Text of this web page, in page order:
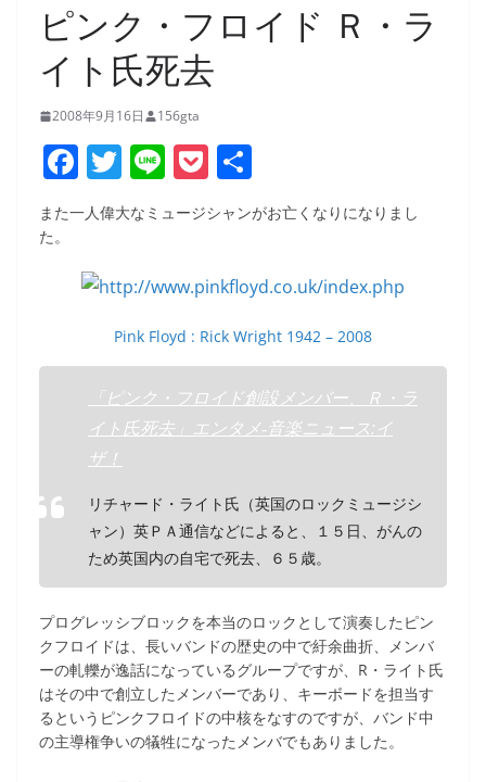
ピンク・フロイド Ｒ・ラ
イト氏死去
2008年9月16日 156gta
F
a
c
e
b
o
k
T
w
itt
Li
e
P
o
ck
有
また一人偉大なミュージシャンがお亡くなりになりまし
た。
Pink Floyd : Rick Wright 1942 – 2008
「ピンク・フロイド創設メンバー、Ｒ・ラ
イト氏死去」エンタメ‐音楽ニュース:イ
ザ！
リチャード・ライト氏（英国のロックミュージシ
ャン）英ＰＡ通信などによると、１５日、がんの
ため英国内の自宅で死去、６５歳。
プログレッシブロックを本当のロックとして演奏したピン
クフロイドは、長いバンドの歴史の中で紆余曲折、メンバ
ーの軋轢が逸話になっているグループですが、R・ライト氏
はその中で創立したメンバーであり、キーボードを担当す
るというピンクフロイドの中核をなすのですが、バンド中
の主導権争いの犠牲になったメンバでもありました。